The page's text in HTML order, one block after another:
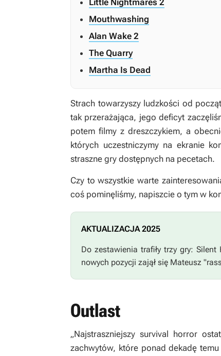
Little Nightmares 2
Mouthwashing
Alan Wake 2
The Quarry
Martha Is Dead
Strach towarzyszy ludzkości od
tak przerażająca, jego deficyt
potem filmy z dreszczykiem, a
których uczestniczymy na ekranie
straszne gry dostępnych na pecetach.
Czy to wszystkie warte
coś pominęliśmy, napiszcie o tym w
AKTUALIZACJA 2025
Do zestawienia trafiły trzy gry: Silent
nowych pozycji zajął się Mateusz
Outlast
„Najstraszniejszy survival horror
zachwytów, które ponad dekadę